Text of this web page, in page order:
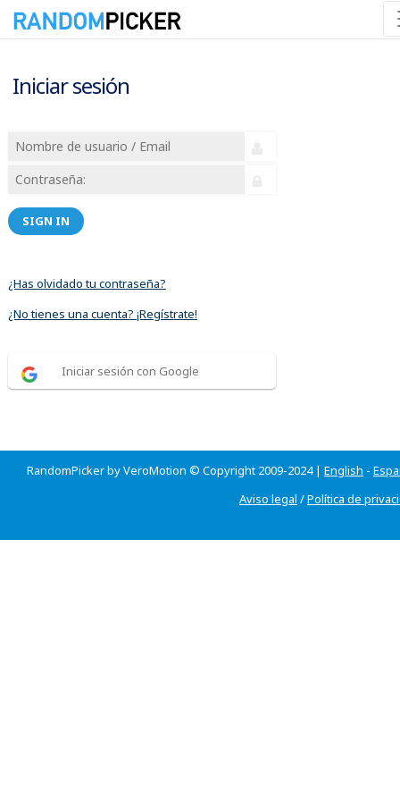
Iniciar sesión
SIGN IN
¿Has olvidado tu contraseña?
¿No tienes una cuenta? ¡Regístrate!
Iniciar sesión con Google
RandomPicker by VeroMotion © Copyright 2009-2024 | English -
Aviso legal /Política de